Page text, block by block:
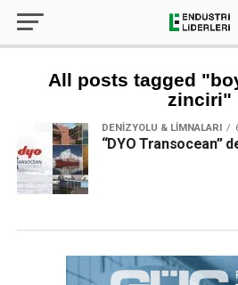
All posts tagged
zinciri"
DENIZYOLU & LIMNALARI
“DYO Transocean”